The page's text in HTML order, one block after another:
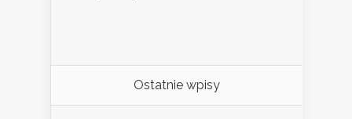
Ostatnie wpisy